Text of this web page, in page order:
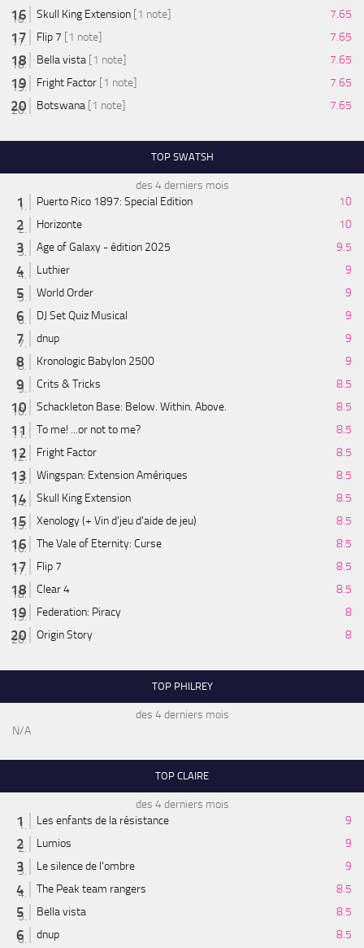
Skull King Extension [1 note]
7.65
Flip 7 [1 note]
7.65
Bella vista [1 note]
7.65
Fright Factor [1 note]
7.65
Botswana [1 note] 7.65
TOP SWATSH
des 4 derniers mois
Puerto Rico 1897: Special Edition
10
Horizonte
10
Age of Galaxy - édition 2025
9.5
Luthier
9
World Order
9
DJ Set Quiz Musical
9
dnup
9
Kronologic Babylon 2500
9
Crits & Tricks
8.5
Schackleton Base: Below. Within. Above.
8.5
To me! ...or not to me?
8.5
Fright Factor
8.5
Wingspan: Extension Amériques
8.5
Skull King Extension
8.5
Xenology (+ Vin d'jeu d'aide de jeu)
8.5
The Vale of Eternity: Curse
8.5
Flip 7
8.5
Clear 4
8.5
Federation: Piracy
8
Origin Story
8
TOP PHILREY
des 4 derniers mois
N/A
TOP CLAIRE
des 4 derniers mois
Les enfants de la résistance
9
Lumios
9
Le silence de l'ombre
9
The Peak team rangers
8.5
Bella vista
8.5
dnup
8.5